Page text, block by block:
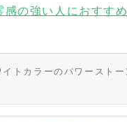
感の強い人におすす
トカラーのパワーストー